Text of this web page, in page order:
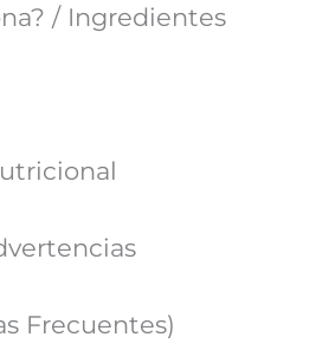
/ Ingredientes
Frecuentes)